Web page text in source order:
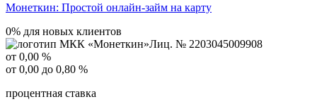
Монеткин: Простой онлайн-займ на карту
0% для новых клиентов
Лиц. № 2203045009908
от 0,00 %
от 0,00 до 0,80 %
процентная ставка